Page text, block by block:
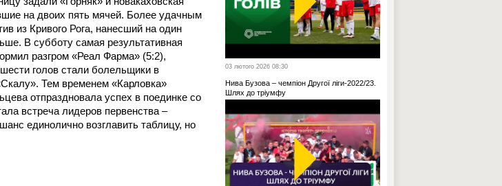
на двоих пять мячей. Более удачным
из Кривого Рога, нанесший на один
В субботу самая результативная
разгром «Реал Фарма» (5:2),
голов стали болельщики в
Тем временем «Карловка»
отпраздновала успех в поединке со
встреча лидеров первенства –
единолично возглавить таблицу, но
03 лютого 2026 08:30
Нива Бузова – чемпіон Другої ліги-2022/23.
Шлях до тріумфу